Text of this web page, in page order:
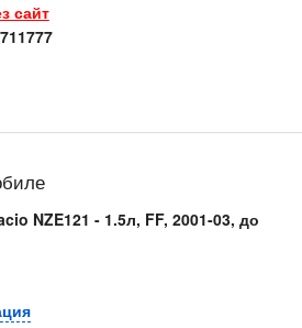
сайт
NZE121 - 1.5л, FF, 2001-03, до